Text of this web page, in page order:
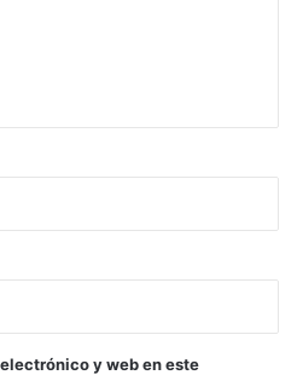
y web en este